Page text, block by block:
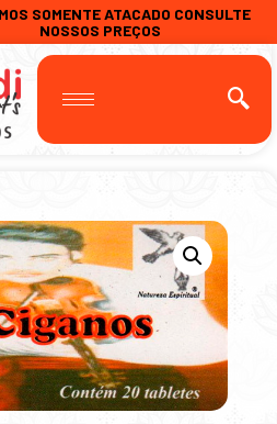
SOMENTE ATACADO CONSULTE
NOSSOS PREÇOS